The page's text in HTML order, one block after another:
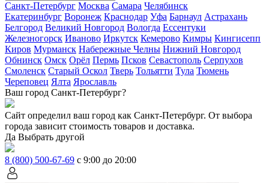
Санкт-Петербург Москва Самара Челябинск
Екатеринбург Воронеж Краснодар Уфа Барнаул Астрахань
Белгород Великий Новгород Вологда Ессентуки
Железногорск Иваново Иркутск Кемерово Кимры Кингисепп
Киров Мурманск Набережные Челны Нижний Новгород
Обнинск Омск Орёл Пермь Псков Севастополь Серпухов
Смоленск Старый Оскол Тверь Тольятти Тула Тюмень
Череповец Ялта Ярославль
Ваш город Санкт-Петербург?
Сайт определил ваш город как Санкт-Петербург. От выбора
города зависит стоимость товаров и доставка.
Да Выбрать другой
8 (800) 500-67-69 с 9:00 до 20:00